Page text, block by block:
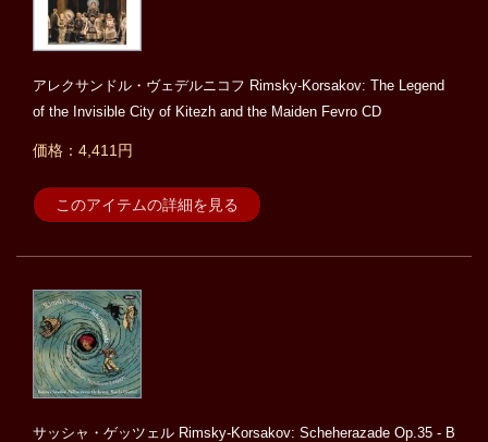
アレクサンドル・ヴェデルニコフ Rimsky-Korsakov: The Legend
of the Invisible City of Kitezh and the Maiden Fevro CD
価格：4,411円
このアイテムの詳細を見る
サッシャ・ゲッツェル Rimsky-Korsakov: Scheherazade Op.35 - B